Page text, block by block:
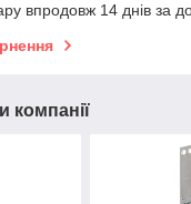
впродовж 14 днів за
компанії